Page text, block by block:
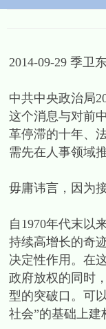
2014-09-29 季卫
中共中央政治局
这个消息与对前
革停滞的十年、
需先在人事领域
毋庸讳言，因为
自1970年代末以
持续高增长的奇
决定性作用。在
政府放权的同时
型的突破口。可
社会”的基础上建